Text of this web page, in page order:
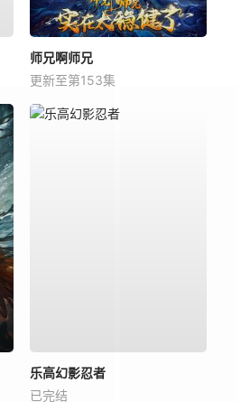
师兄啊师兄
更新至第153集
乐高幻影忍者
已完结